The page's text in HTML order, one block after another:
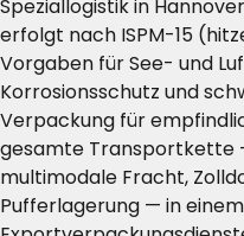
Speziallogistik in
erfolgt nach ISPM-15
Vorgaben für See- und
Korrosionsschutz und
Verpackung für
gesamte Transportkette
multimodale Fracht,
Pufferlagerung — in